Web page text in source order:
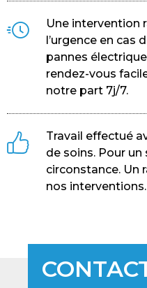
Une intervention
l’urgence en cas
pannes
rendez-vous
notre part 7j/7.
Travail effectué
de soins. Pour
circonstance. Un
nos